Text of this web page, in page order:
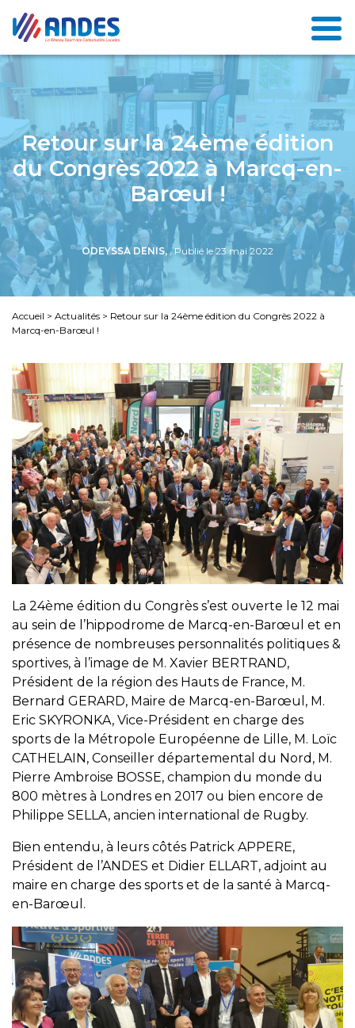
Retour sur la 24ème édition
du Congrès 2022 à Marcq-en-
Barœul !
ODEYSSA DENIS, , Publié le 23 mai 2022
Accueil > Actualités > Retour sur la 24ème édition du Congrès 2022 à
Marcq-en-Barœul !
La 24ème édition du Congrès s’est ouverte le 12 mai
au sein de l’hippodrome de Marcq-en-Barœul et en
présence de nombreuses personnalités politiques &
sportives, à l’image de M. Xavier BERTRAND,
Président de la région des Hauts de France, M.
Bernard GERARD, Maire de Marcq-en-Barœul, M.
Eric SKYRONKA, Vice-Président en charge des
sports de la Métropole Européenne de Lille, M. Loïc
CATHELAIN, Conseiller départemental du Nord, M.
Pierre Ambroise BOSSE, champion du monde du
800 mètres à Londres en 2017 ou bien encore de
Philippe SELLA, ancien international de Rugby.
Bien entendu, à leurs côtés Patrick APPERE,
Président de l’ANDES et Didier ELLART, adjoint au
maire en charge des sports et de la santé à Marcq-
en-Barœul.